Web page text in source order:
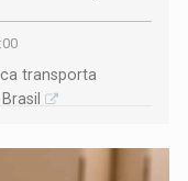
transporta